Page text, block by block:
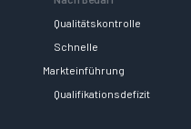
Qualitätskontrolle
Schnelle
Markteinführung
Qualifikationsdefizit